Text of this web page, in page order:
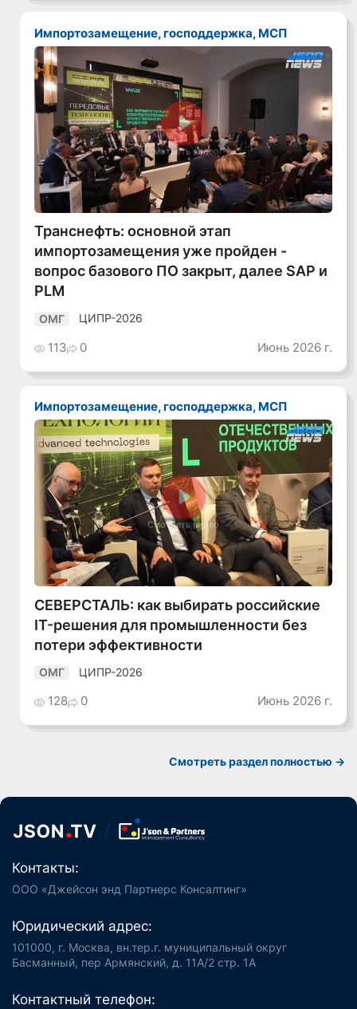
Импортозамещение, господдержка, МСП
Смотреть видео
Транснефть: основной этап
импортозамещения уже пройден -
вопрос базового ПО закрыт, далее SAP и
PLM
ОМГ ЦИПР-2026
113 0 Июнь 2026 г.
Импортозамещение, господдержка, МСП
Смотреть видео
СЕВЕРСТАЛЬ: как выбирать российские
IT-решения для промышленности без
потери эффективности
ОМГ ЦИПР-2026
128 0 Июнь 2026 г.
Смотреть раздел полностью ->
Контакты:
ООО «Джейсон энд Партнерс Консалтинг»
Юридический адрес:
101000, г. Москва, вн.тер.г. муниципальный округ
Басманный, пер Армянский, д. 11А/2 стр. 1А
Контактный телефон: